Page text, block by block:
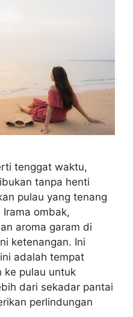
tenggat waktu,
tanpa henti
pulau yang tenang
ombak,
aroma garam di
ketenangan. Ini
adalah tempat
ke pulau untuk
dari sekadar pantai
perlindungan